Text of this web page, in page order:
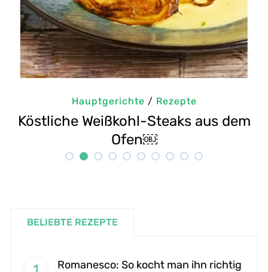
dem
Hauptgerichte/Rezepte
Selbstgemachte Tahini:
Rezept
BELIEBTE REZEPTE
Romanesco: So kocht man ihn richtig